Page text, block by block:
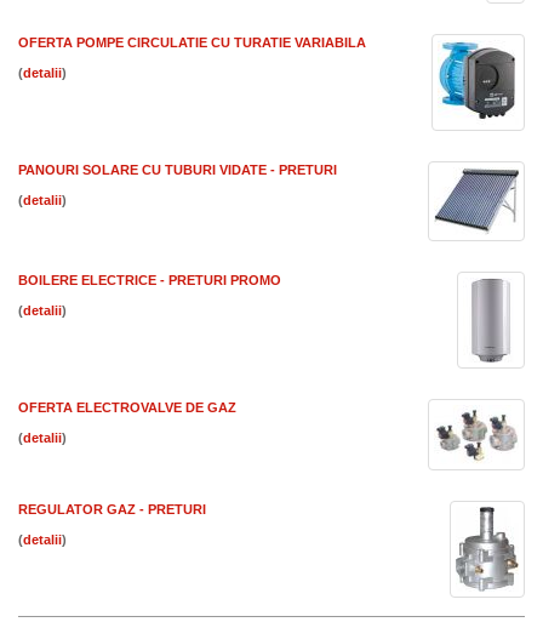
OFERTA POMPE CIRCULATIE CU TURATIE VARIABILA
( )
PANOURI SOLARE CU TUBURI VIDATE - PRETURI
( )
BOILERE ELECTRICE - PRETURI PROMO
( )
OFERTA ELECTROVALVE DE GAZ
( )
REGULATOR GAZ - PRETURI
( )